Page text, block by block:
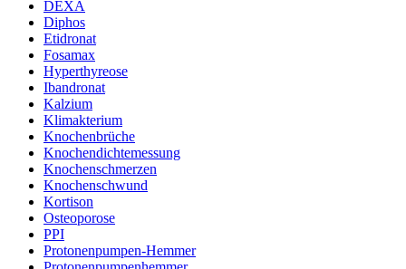
DEXA
Diphos
Etidronat
Fosamax
Hyperthyreose
Ibandronat
Kalzium
Klimakterium
Knochenbrüche
Knochendichtemessung
Knochenschmerzen
Knochenschwund
Kortison
Osteoporose
PPI
Protonenpumpen-Hemmer